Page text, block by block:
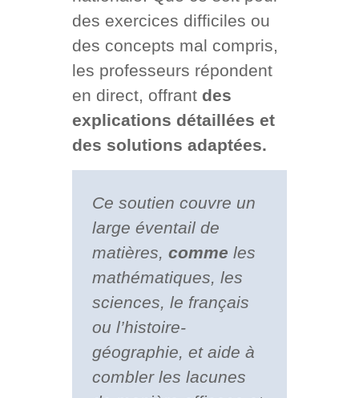
des exercices difficiles ou
des concepts mal compris,
les professeurs répondent
en direct, offrant des
explications détaillées et
des solutions adaptées.
Ce soutien couvre un
large éventail de
matières, comme les
mathématiques, les
sciences, le français
ou l’histoire-
géographie, et aide à
combler les lacunes